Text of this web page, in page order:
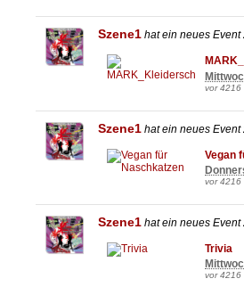
Szene1 hat ein neues Event
vor 4216
Szene1 hat ein neues Event
Vegan
vor 4216
Szene1 hat ein neues Event
Trivia
vor 4216